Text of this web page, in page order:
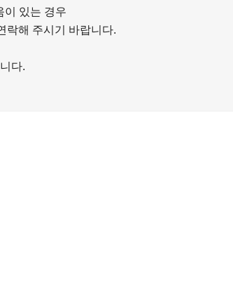
이 있는 경우
락해 주시기 바랍니다.
다.